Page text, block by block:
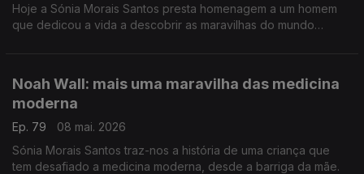
Hoje a Sónia Morais Santos presta homenagem a um homem
que dedicou a vida a descobrir as maravilhas do mundo
Noah Wall: mais uma maravilha das medicina
moderna
Ep. 79
08 mai. 2026
Sónia Morais Santos traz-nos a história de uma criança que
tem desafiado a medicina moderna, desde a barriga da mãe.